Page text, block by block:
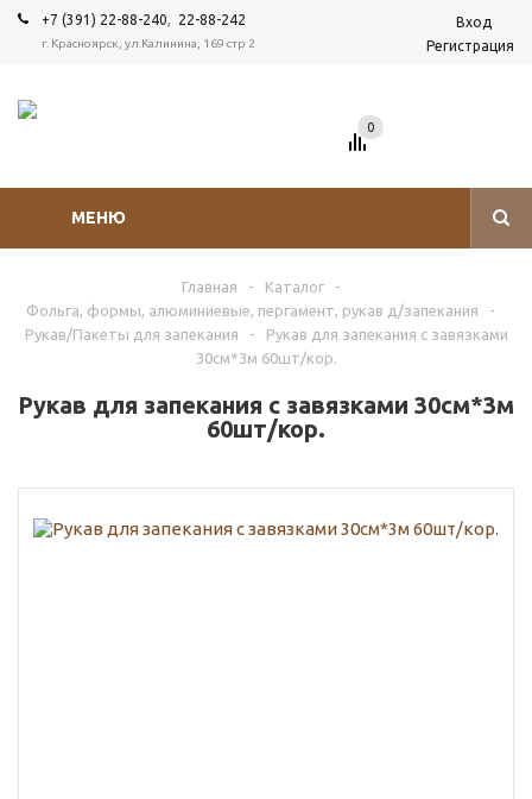
+7 (391) 22-88-240, 22-88-242
г. Красноярск, ул.Калинина, 169 стр 2
Вход
Регистрация
МЕНЮ
0
Главная - Каталог
-
Фольга, формы, алюминиевые, пергамент, рукав д/запекания
-
Рукав/Пакеты для запекания
-
Рукав для запекания с завязками
30см*3м 60шт/кор.
Рукав для запекания с завязками 30см*3м
60шт/кор.